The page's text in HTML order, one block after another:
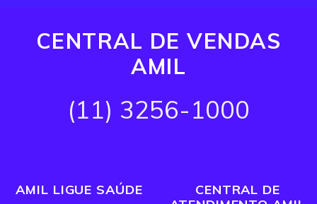
CENTRAL DE VENDAS
AMIL
(11) 3256-1000
AMIL LIGUE SAÚDE
CENTRAL DE